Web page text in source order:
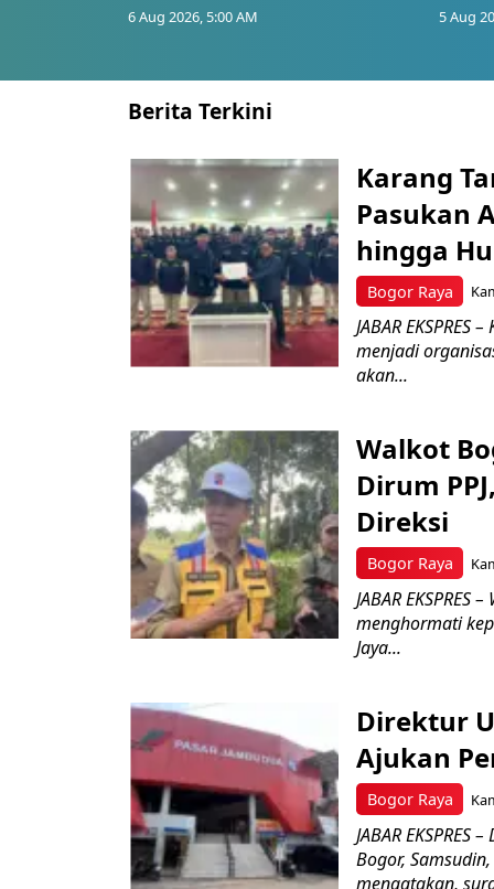
6 Aug 2026, 5:00 AM 5 Aug
Berita Terkini
Bogor Raya
Karang
Pasukan
hingga
JABAR
menjadi
akan...
Bogor Raya
Walkot
Dirum
Direksi
JABAR
menghormati
Jaya...
Bogor Raya
Direktur
Ajukan
JABAR
Bogor,
mengatakan,